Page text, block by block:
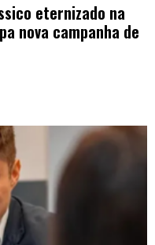
eternizado na
nova campanha de